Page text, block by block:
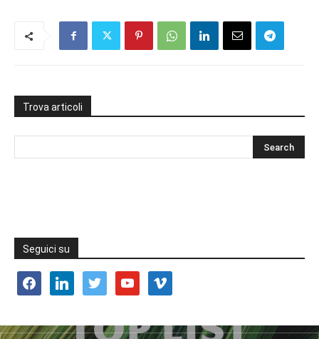
Trova articoli
Seguici su
facebooklinkedin twitter youtube vimeo